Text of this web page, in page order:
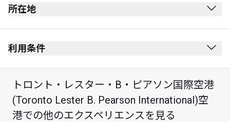
所在地
出発ロビー
保安検査を受けた後にあります。
レベル3
第1ターミナルから国内線でご出発のお客様のみ、
セキュリティゲートD20を通過した後、右折します。
利用条件
禁煙(電子タバコを含む)
服装規定なし
最大滞在可能時間：2時間
トロント・レスター・B・ピアソン国際空港
(Toronto Lester B. Pearson International)空
港での他のエクスペリエンスを見る